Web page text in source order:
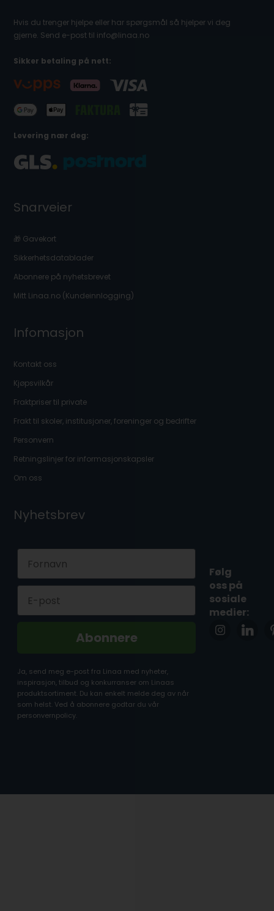
Hvis du trenger hjelpe eller har spørgsmål så hjelper vi deg
gjerne. Send e-post til info@linaa.no
Sikker betaling på nett:
Levering nær deg:
Snarveier
🎁 Gavekort
Sikkerhetsdatablader
Abonnere på nyhetsbrevet
Mitt Linaa.no (Kundeinnlogging)
Infomasjon
Kontakt oss
Kjøpsvilkår
Fraktpriser til private
Frakt til skoler, institusjoner, foreninger og bedrifter
Personvern
Retningslinjer for informasjonskapsler
Om oss
Nyhetsbrev
Abonnere
Ja, send meg e-post fra Linaa med nyheter,
inspirasjon, tilbud og konkurranser om Linaas
produktsortiment. Du kan enkelt melde deg av når
som helst. Ved å abonnere godtar du vår
personvernpolicy.
Følg
oss på
sosiale
medier: